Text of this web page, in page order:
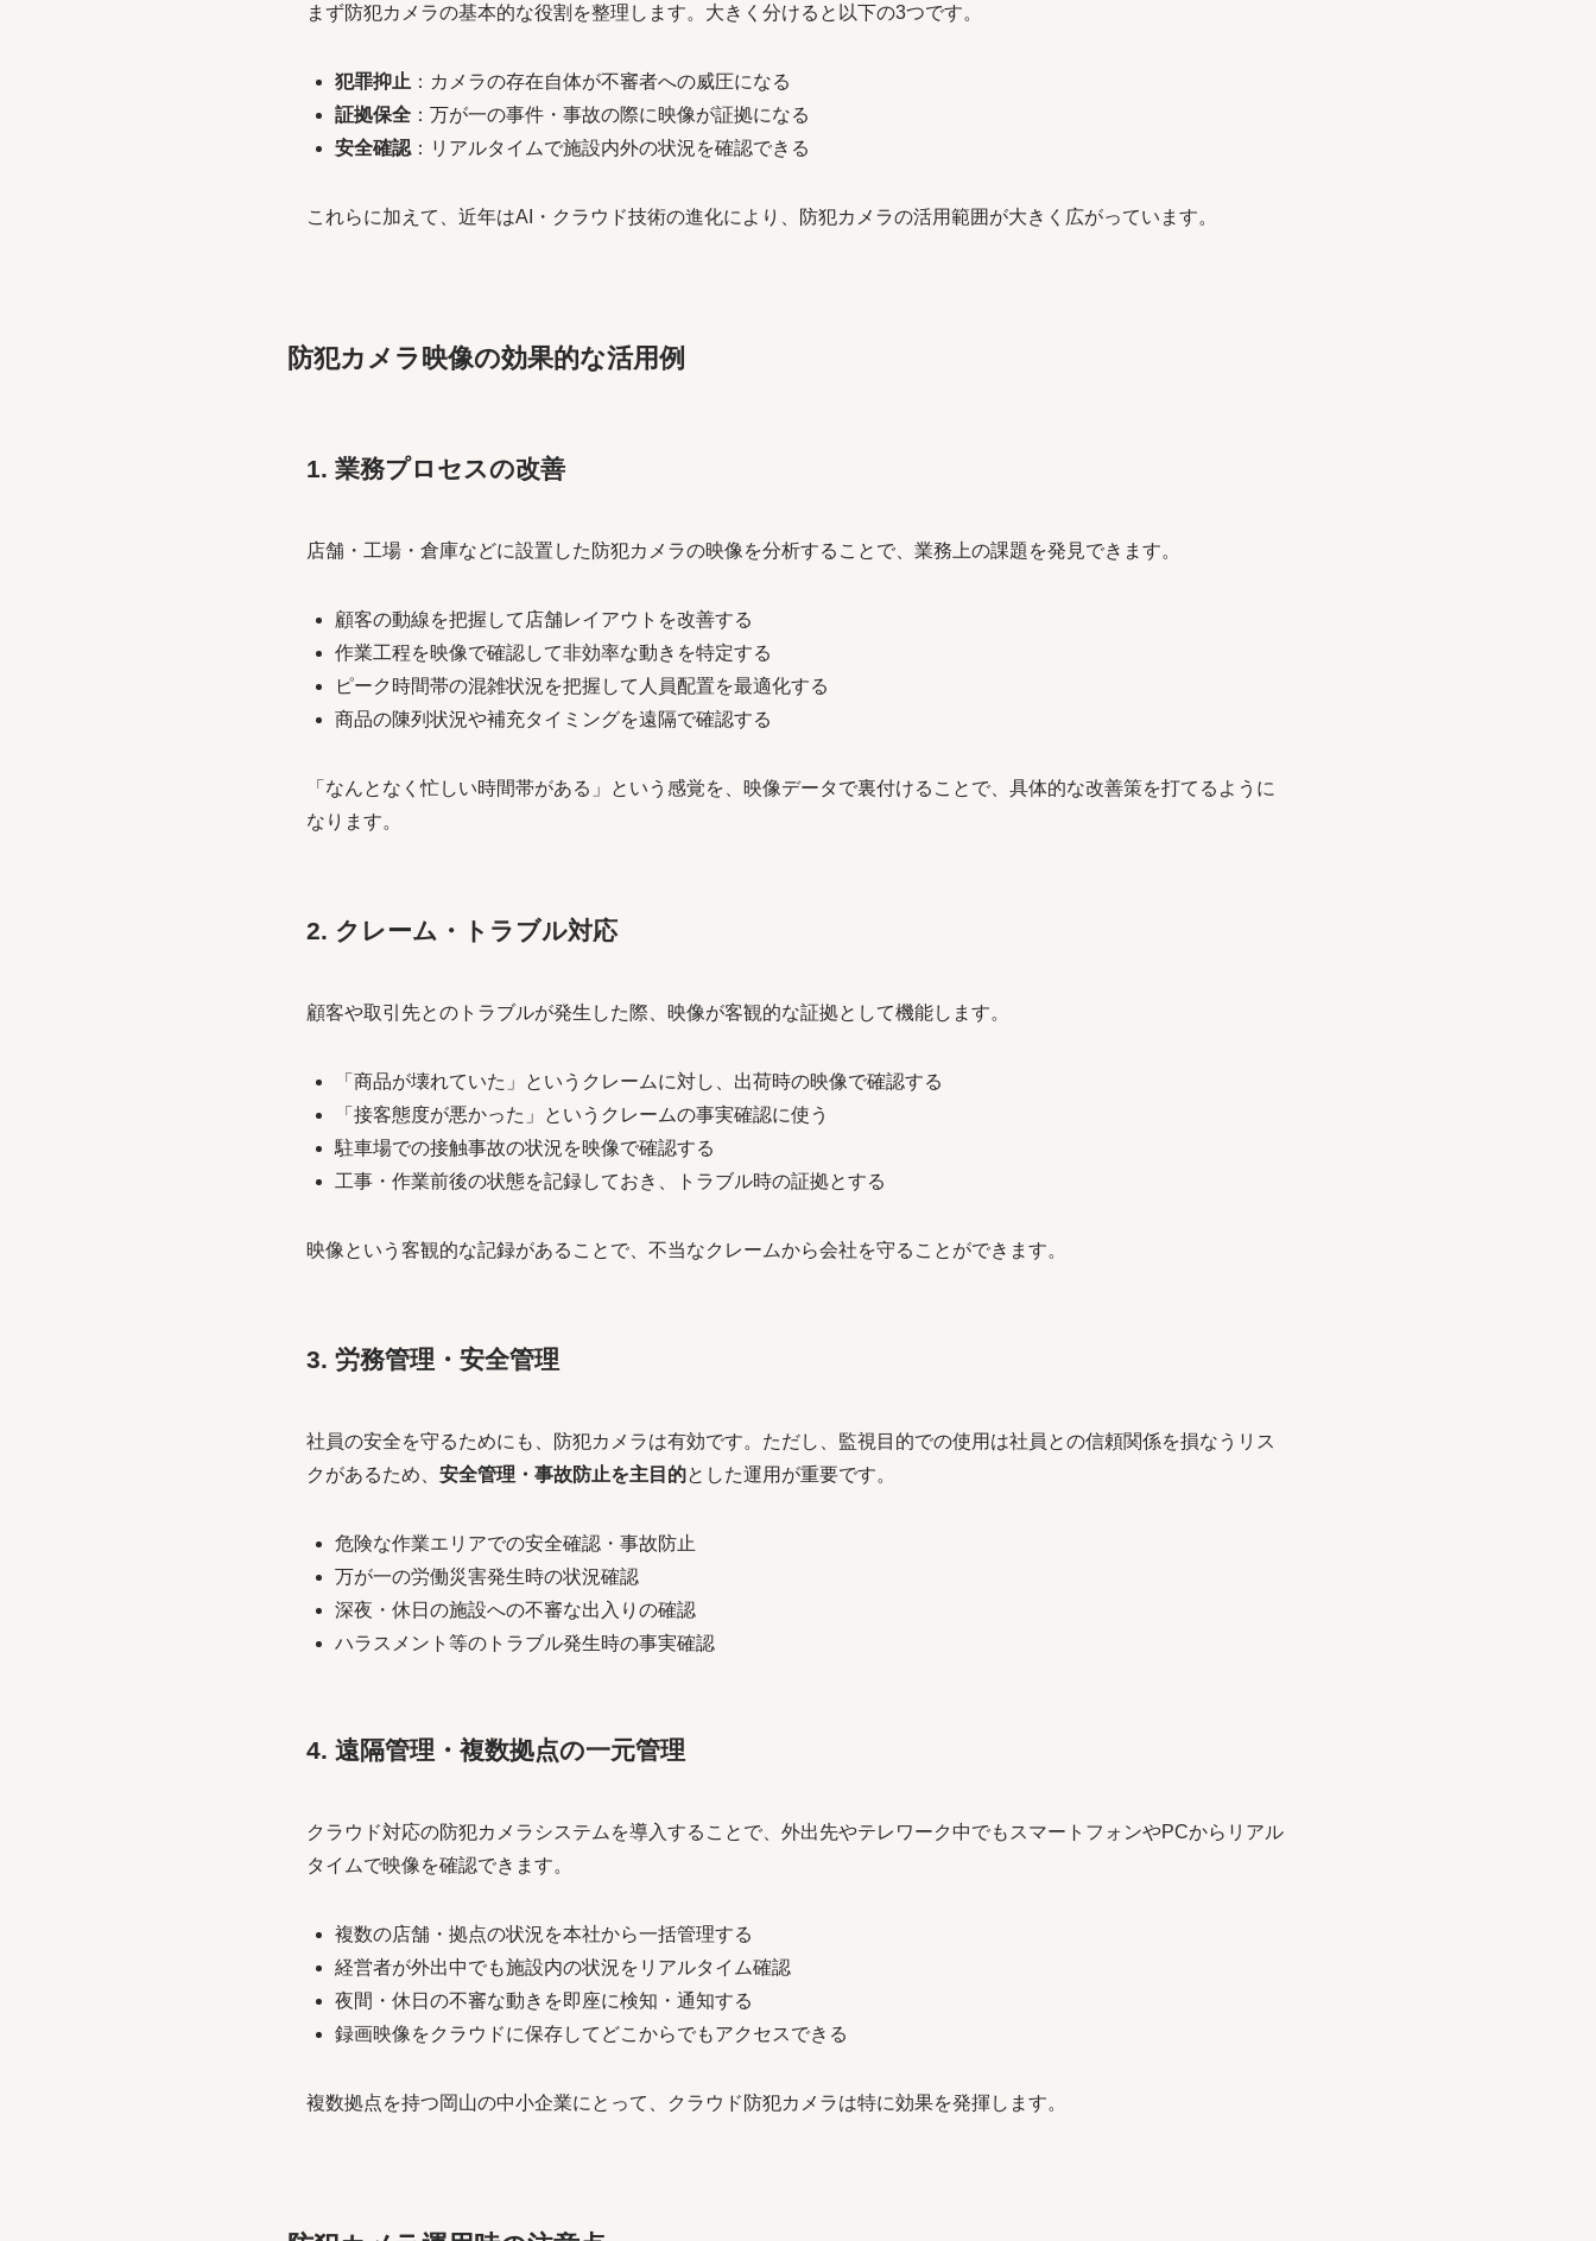
まず防犯カメラの基本的な役割を整理します。大きく分けると以下の3つです。
犯罪抑止 ：カメラの存在自体が不審者への威圧になる
証拠保全 ：万が一の事件・事故の際に映像が証拠になる
安全確認 ：リアルタイムで施設内外の状況を確認できる
これらに加えて、近年はAI・クラウド技術の進化により、防犯カメラの活用範囲が大きく広がっています。
防犯カメラ映像の効果的な活用例
1. 業務プロセスの改善
店舗・工場・倉庫などに設置した防犯カメラの映像を分析することで、業務上の課題を発見できます。
顧客の動線を把握して店舗レイアウトを改善する
作業工程を映像で確認して非効率な動きを特定する
ピーク時間帯の混雑状況を把握して人員配置を最適化する
商品の陳列状況や補充タイミングを遠隔で確認する
「なんとなく忙しい時間帯がある」という感覚を、映像データで裏付けることで、具体的な改善策を打てるように
なります。
2. クレーム・トラブル対応
顧客や取引先とのトラブルが発生した際、映像が客観的な証拠として機能します。
「商品が壊れていた」というクレームに対し、出荷時の映像で確認する
「接客態度が悪かった」というクレームの事実確認に使う
駐車場での接触事故の状況を映像で確認する
工事・作業前後の状態を記録しておき、トラブル時の証拠とする
映像という客観的な記録があることで、不当なクレームから会社を守ることができます。
3. 労務管理・安全管理
社員の安全を守るためにも、防犯カメラは有効です。ただし、監視目的での使用は社員との信頼関係を損なうリス
クがあるため、 安全管理・事故防止を主目的とした運用が重要です。
危険な作業エリアでの安全確認・事故防止
万が一の労働災害発生時の状況確認
深夜・休日の施設への不審な出入りの確認
ハラスメント等のトラブル発生時の事実確認
4. 遠隔管理・複数拠点の一元管理
クラウド対応の防犯カメラシステムを導入することで、外出先やテレワーク中でもスマートフォンやPCからリアル
タイムで映像を確認できます。
複数の店舗・拠点の状況を本社から一括管理する
経営者が外出中でも施設内の状況をリアルタイム確認
夜間・休日の不審な動きを即座に検知・通知する
録画映像をクラウドに保存してどこからでもアクセスできる
複数拠点を持つ岡山の中小企業にとって、クラウド防犯カメラは特に効果を発揮します。